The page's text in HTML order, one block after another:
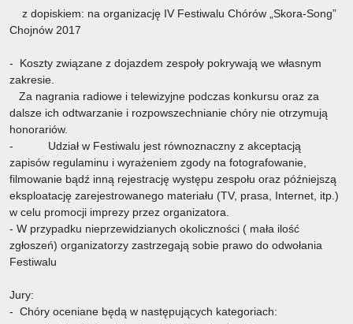
z dopiskiem: na organizację IV Festiwalu Chórów „Skora-Song”
Chojnów 2017
- Koszty związane z dojazdem zespoły pokrywają we własnym
zakresie.
Za nagrania radiowe i telewizyjne podczas konkursu oraz za
dalsze ich odtwarzanie i rozpowszechnianie chóry nie otrzymują
honorariów.
- Udział w Festiwalu jest równoznaczny z akceptacją
zapisów regulaminu i wyrażeniem zgody na fotografowanie,
filmowanie bądź inną rejestrację występu zespołu oraz późniejszą
eksploatację zarejestrowanego materiału (TV, prasa, Internet, itp.)
w celu promocji imprezy przez organizatora.
- W przypadku nieprzewidzianych okoliczności ( mała ilość
zgłoszeń) organizatorzy zastrzegają sobie prawo do odwołania
Festiwalu
Jury:
- Chóry oceniane będą w następujących kategoriach: